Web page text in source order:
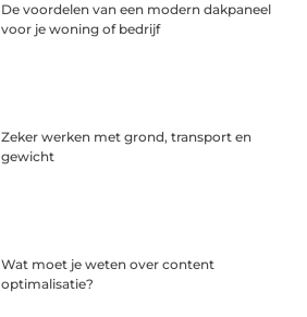
De voordelen van een modern dakpaneel
voor je woning of bedrijf
Zeker werken met grond, transport en
gewicht
Wat moet je weten over content
optimalisatie?